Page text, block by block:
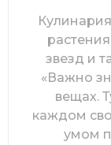
звезд и
«Важно
вещах.
каждом
умом